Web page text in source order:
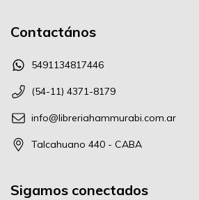
Contactános
5491134817446
(54-11) 4371-8179
info@libreriahammurabi.com.ar
Talcahuano 440 - CABA
Sigamos conectados